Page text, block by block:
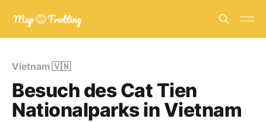
Vietnam 🇻🇳
Besuch des Cat Tien
Nationalparks in Vietnam